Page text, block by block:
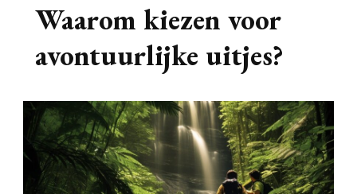
Waarom kiezen voor
avontuurlijke uitjes?